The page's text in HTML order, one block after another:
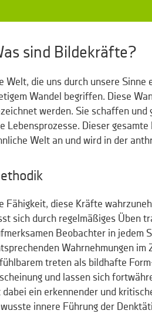
sind Bildekräfte?
Welt, die uns durch unsere
Wandel begriffen. Diese
werden. Sie schaffen
Lebensprozesse. Dieser
Welt an und wird in der
Fähigkeit, diese Kräfte
sich durch regelmäßiges Üben
Beobachter in jedem
Wahrnehmungen
treten als bildhafte
und lassen sich
dabei ein erkennender und
innere Führung der